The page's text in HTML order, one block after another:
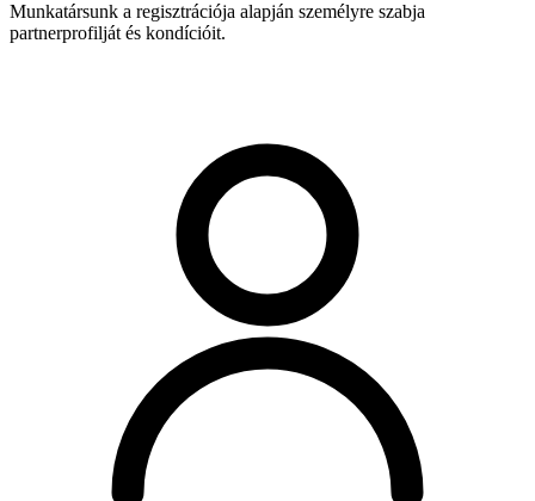
Munkatársunk a regisztrációja alapján személyre szabja
partnerprofilját és kondícióit.